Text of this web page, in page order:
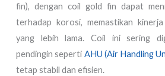
fin), dengan coil gold fin dapat
terhadap korosi, memastikan
yang lebih lama. Coil ini sering
pendingin seperti AHU (Air Handling
tetap stabil dan efisien.